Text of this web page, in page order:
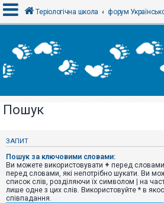
х
і
Р
с
р
а
ц
і
я
Теріологічна школа
Пошук
ЗАПИТ
Пошук за ключовими словами:
Ви можете використовувати + перед
перед словами, які непотрібно шукати. Ви
список слів, розділяючи їх символом | на
лише одне з цих слів. Використовуйте * в
співпадання.